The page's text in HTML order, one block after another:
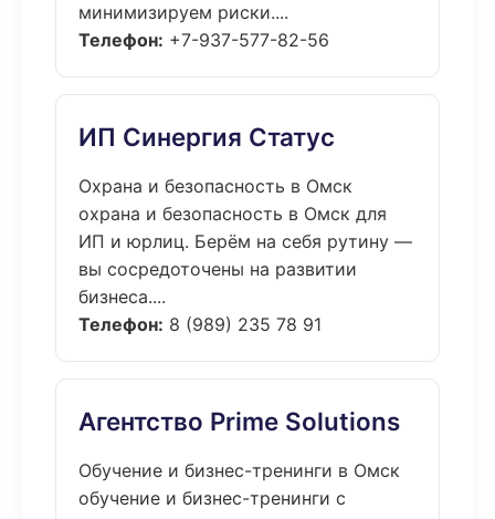
минимизируем риски....
Телефон: +7-937-577-82-56
ИП Синергия Статус
Охрана и безопасность в Омск
охрана и безопасность в Омск для
ИП и юрлиц. Берём на себя рутину —
вы сосредоточены на развитии
бизнеса....
Телефон: 8 (989) 235 78 91
Агентство Prime Solutions
Обучение и бизнес-тренинги в Омск
обучение и бизнес-тренинги с